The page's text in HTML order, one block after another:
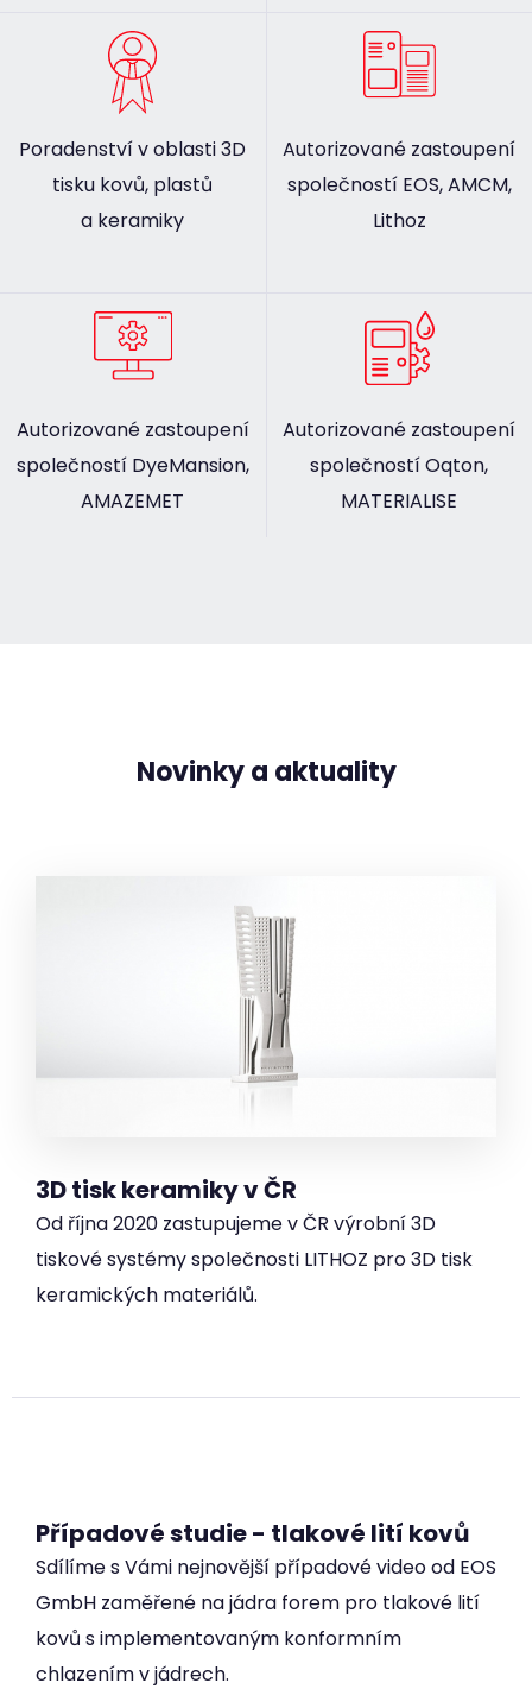
Poradenství v oblasti 3D
tisku kovů, plastů
a keramiky
Autorizované zastoupení
společností EOS, AMCM,
Lithoz
Autorizované zastoupení
společností DyeMansion,
AMAZEMET
Autorizované zastoupení
společností Oqton,
MATERIALISE
Novinky a aktuality
3D tisk keramiky v ČR
Od října 2020 zastupujeme v ČR výrobní 3D
tiskové systémy společnosti LITHOZ pro 3D tisk
keramických materiálů.
Případové studie - tlakové lití kovů
Sdílíme s Vámi nejnovější případové video od EOS
GmbH zaměřené na jádra forem pro tlakové lití
kovů s implementovaným konformním
chlazením v jádrech.